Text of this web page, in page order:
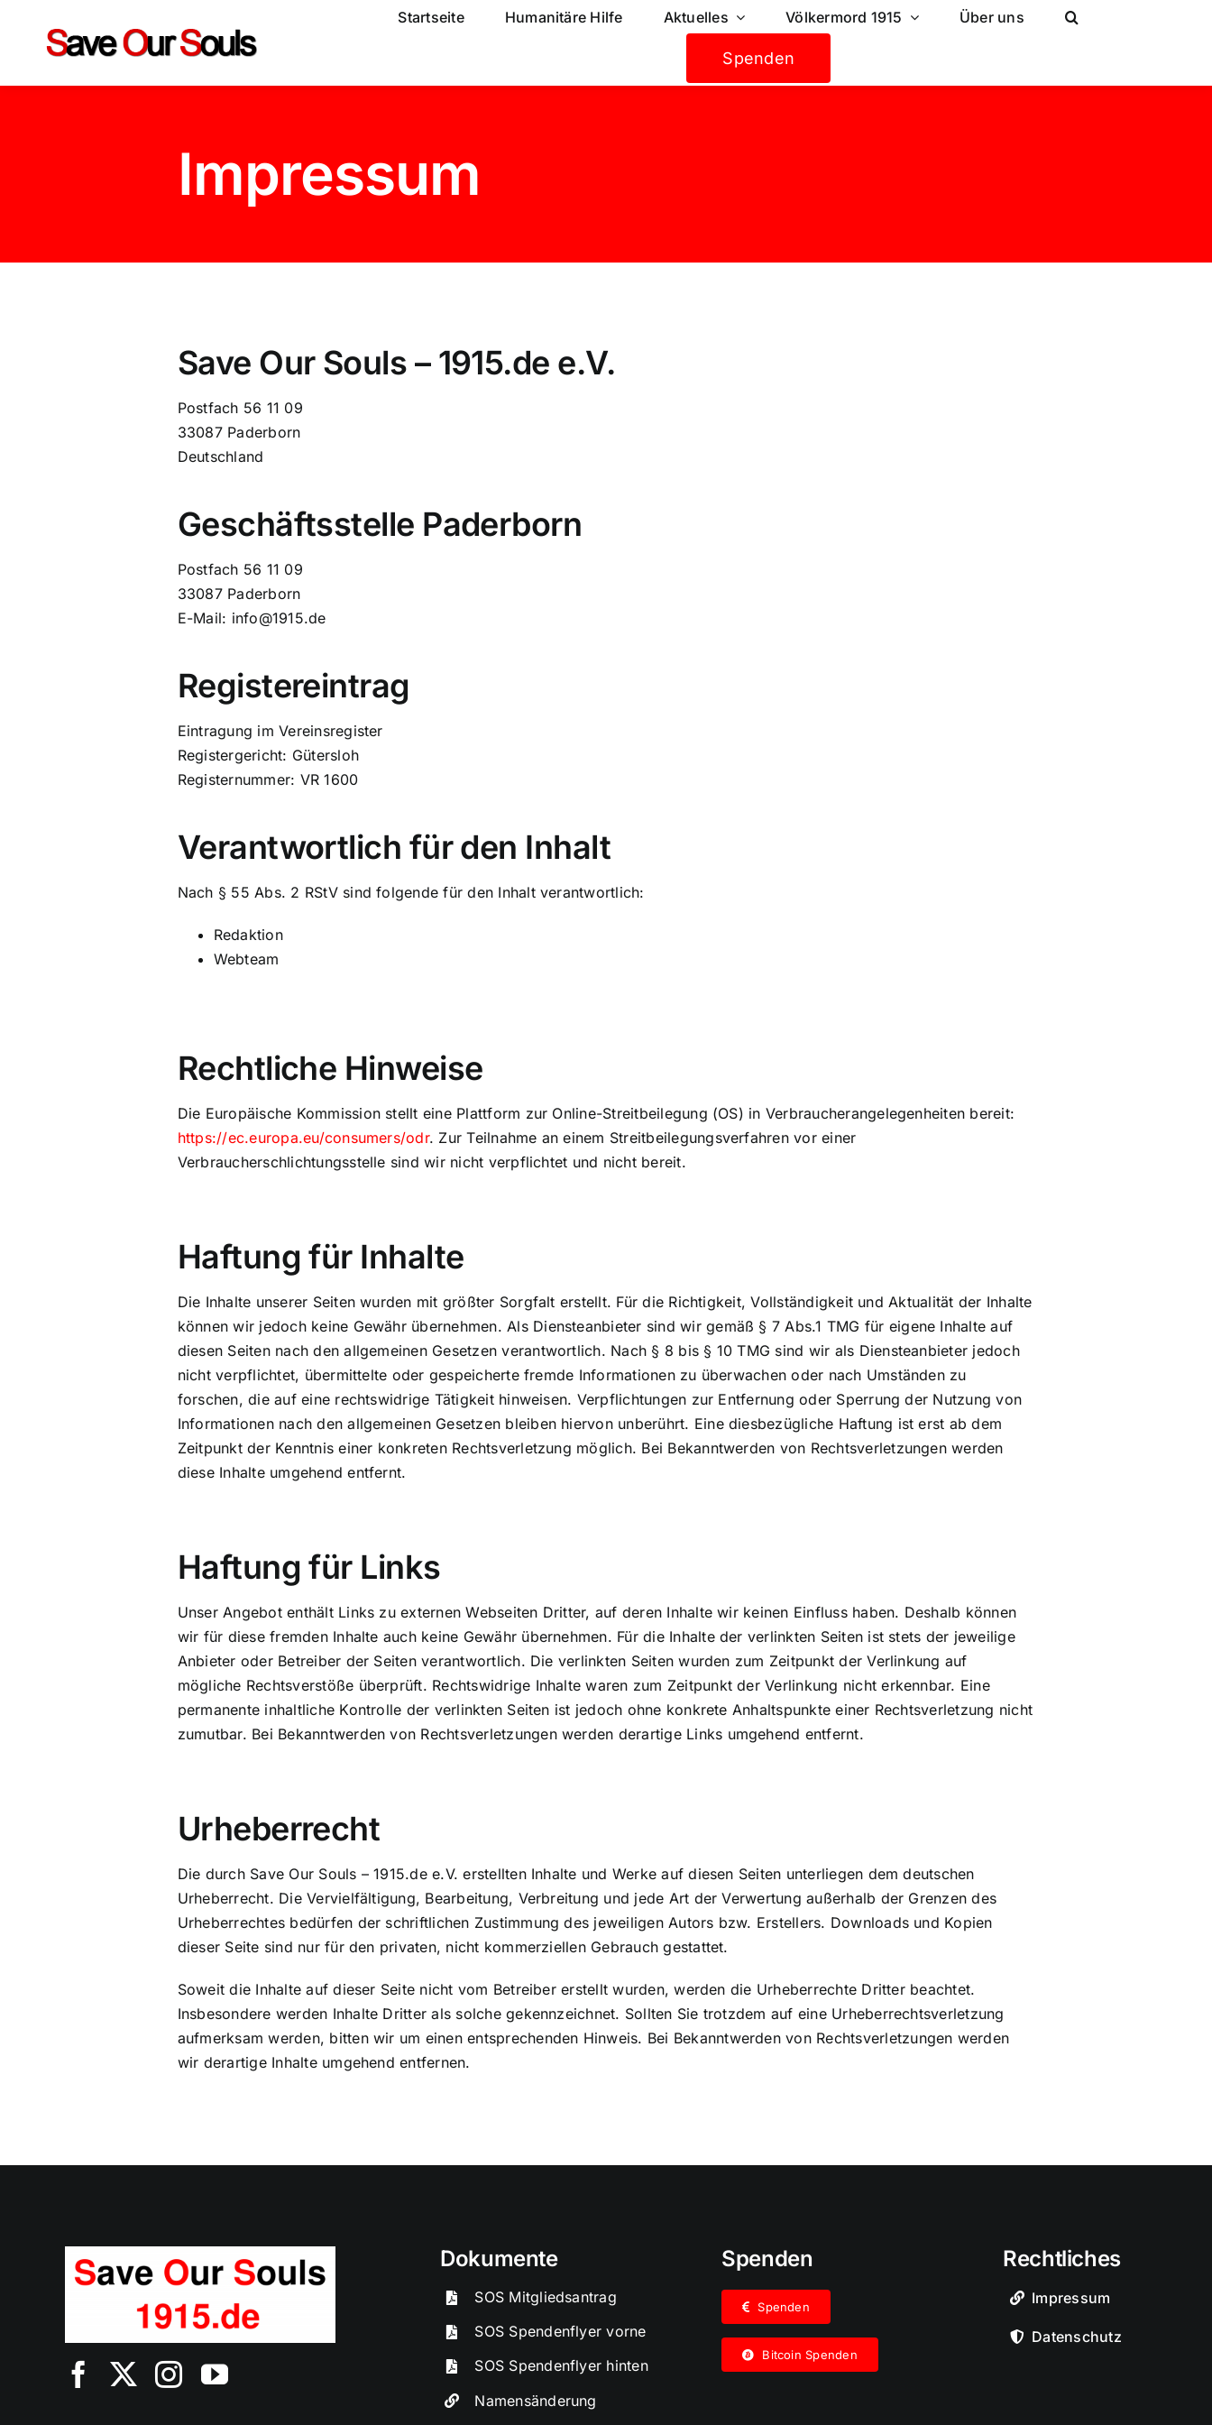
springen
Startseite Humanitäre Hilfe Aktuelles Völkermord 1915 Über uns
Spenden
Impressum
Save Our Souls – 1915.de e.V.
Postfach 56 11 09
33087 Paderborn
Deutschland
Geschäftsstelle Paderborn
Postfach 56 11 09
33087 Paderborn
E-Mail: info@1915.de
Registereintrag
Eintragung im Vereinsregister
Registergericht: Gütersloh
Registernummer: VR 1600
Verantwortlich für den Inhalt
Nach § 55 Abs. 2 RStV sind folgende für den Inhalt verantwortlich:
Redaktion
Webteam
Rechtliche Hinweise
Die Europäische Kommission stellt eine Plattform zur Online-Streitbeilegung (OS) in Verbraucherangelegenheiten bereit:
https://ec.europa.eu/consumers/odr. Zur Teilnahme an einem Streitbeilegungsverfahren vor einer
Verbraucherschlichtungsstelle sind wir nicht verpflichtet und nicht bereit.
Haftung für Inhalte
Die Inhalte unserer Seiten wurden mit größter Sorgfalt erstellt. Für die Richtigkeit, Vollständigkeit und Aktualität der Inhalte
können wir jedoch keine Gewähr übernehmen. Als Diensteanbieter sind wir gemäß § 7 Abs.1 TMG für eigene Inhalte auf
diesen Seiten nach den allgemeinen Gesetzen verantwortlich. Nach § 8 bis § 10 TMG sind wir als Diensteanbieter jedoch
nicht verpflichtet, übermittelte oder gespeicherte fremde Informationen zu überwachen oder nach Umständen zu
forschen, die auf eine rechtswidrige Tätigkeit hinweisen. Verpflichtungen zur Entfernung oder Sperrung der Nutzung von
Informationen nach den allgemeinen Gesetzen bleiben hiervon unberührt. Eine diesbezügliche Haftung ist erst ab dem
Zeitpunkt der Kenntnis einer konkreten Rechtsverletzung möglich. Bei Bekanntwerden von Rechtsverletzungen werden
diese Inhalte umgehend entfernt.
Haftung für Links
Unser Angebot enthält Links zu externen Webseiten Dritter, auf deren Inhalte wir keinen Einfluss haben. Deshalb können
wir für diese fremden Inhalte auch keine Gewähr übernehmen. Für die Inhalte der verlinkten Seiten ist stets der jeweilige
Anbieter oder Betreiber der Seiten verantwortlich. Die verlinkten Seiten wurden zum Zeitpunkt der Verlinkung auf
mögliche Rechtsverstöße überprüft. Rechtswidrige Inhalte waren zum Zeitpunkt der Verlinkung nicht erkennbar. Eine
permanente inhaltliche Kontrolle der verlinkten Seiten ist jedoch ohne konkrete Anhaltspunkte einer Rechtsverletzung nicht
zumutbar. Bei Bekanntwerden von Rechtsverletzungen werden derartige Links umgehend entfernt.
Urheberrecht
Die durch Save Our Souls – 1915.de e.V. erstellten Inhalte und Werke auf diesen Seiten unterliegen dem deutschen
Urheberrecht. Die Vervielfältigung, Bearbeitung, Verbreitung und jede Art der Verwertung außerhalb der Grenzen des
Urheberrechtes bedürfen der schriftlichen Zustimmung des jeweiligen Autors bzw. Erstellers. Downloads und Kopien
dieser Seite sind nur für den privaten, nicht kommerziellen Gebrauch gestattet.
Soweit die Inhalte auf dieser Seite nicht vom Betreiber erstellt wurden, werden die Urheberrechte Dritter beachtet.
Insbesondere werden Inhalte Dritter als solche gekennzeichnet. Sollten Sie trotzdem auf eine Urheberrechtsverletzung
aufmerksam werden, bitten wir um einen entsprechenden Hinweis. Bei Bekanntwerden von Rechtsverletzungen werden
wir derartige Inhalte umgehend entfernen.
Dokumente
SOS Mitgliedsantrag
SOS Spendenflyer vorne
SOS Spendenflyer hinten
Namensänderung
Spenden
Spenden
Bitcoin Spenden
Rechtliches
Impressum
Datenschutz